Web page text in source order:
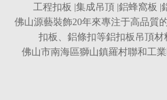
工程扣板 |集成吊頂|鋁蜂窩板 |
佛山源藝裝飾20年來專注于高品質
扣板
鋁條扣等鋁扣板吊頂材
佛山市南海區獅山鎮羅村聯和工